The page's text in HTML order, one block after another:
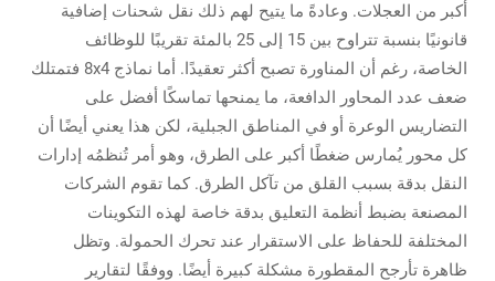
أكبر من العجلات. وعادةً ما يتيح لهم ذلك نقل شحنات إضافية
قانونيًا بنسبة تتراوح بين 15 إلى 25 بالمئة تقريبًا للوظائف
الخاصة، رغم أن المناورة تصبح أكثر تعقيدًا. أما نماذج 8x4 فتمتلك
ضعف عدد المحاور الدافعة، ما يمنحها تماسكًا أفضل على
التضاريس الوعرة أو في المناطق الجبلية، لكن هذا يعني أيضًا أن
كل محور يُمارس ضغطًا أكبر على الطرق، وهو أمر تُنظمُه إدارات
النقل بدقة بسبب القلق من تآكل الطرق. كما تقوم الشركات
المصنعة بضبط أنظمة التعليق بدقة خاصة لهذه التكوينات
المختلفة للحفاظ على الاستقرار عند تحرك الحمولة. وتظل
ظاهرة تأرجح المقطورة مشكلة كبيرة أيضًا. ووفقًا لتقارير